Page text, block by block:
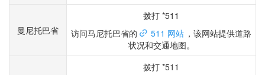
曼尼托巴省
拨打 *511
访问马尼托巴省的
511 网站 ，该网站提供道路
状况和交通地图。
拨打 *511